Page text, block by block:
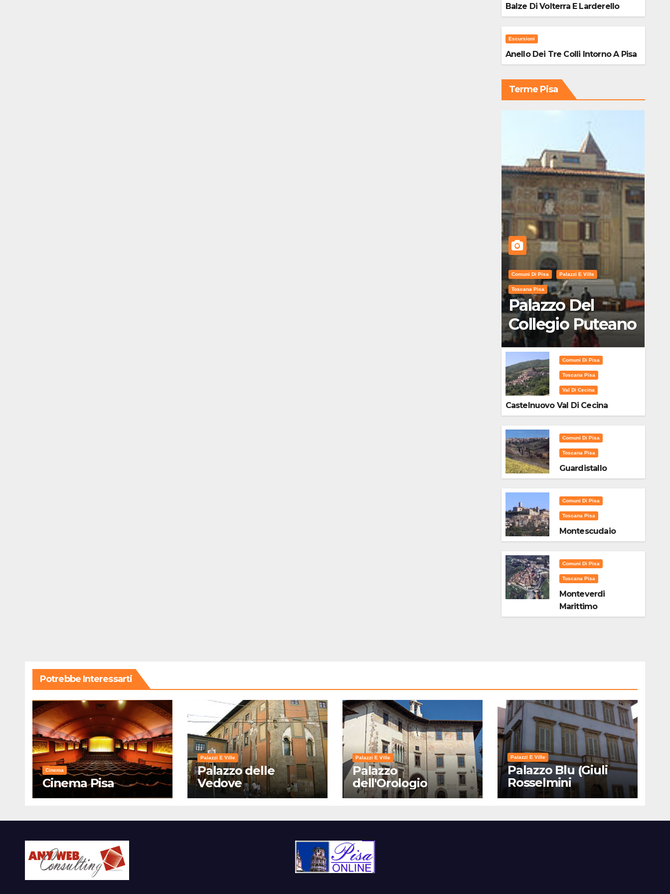
Balze Di Volterra E Larderello
Escursioni
Anello Dei Tre Colli Intorno A Pisa
Terme Pisa
Comuni Di Pisa Palazzi E Ville
Toscana Pisa
Palazzo Del
Collegio Puteano
Comuni Di Pisa
Toscana Pisa
Val Di Cecina
Castelnuovo Val Di Cecina
Comuni Di Pisa
Toscana Pisa
Guardistallo
Comuni Di Pisa
Toscana Pisa
Montescudaio
Comuni Di Pisa
Toscana Pisa
Monteverdi
Marittimo
Potrebbe Interessarti
Cinema
Cinema Pisa
Palazzi E Ville
Palazzo delle
Vedove
Palazzi E Ville
Palazzo
dell'Orologio
Palazzi E Ville
Palazzo Blu (Giuli
Rosselmini
Gualandi) – Pisa:
Visita